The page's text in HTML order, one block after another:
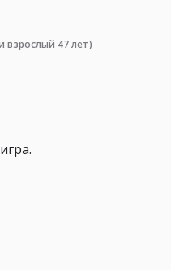
взрослый 47 лет)